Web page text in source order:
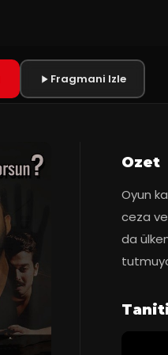
Fragmani Izle
Ozet
Oyun
ceza ve
da